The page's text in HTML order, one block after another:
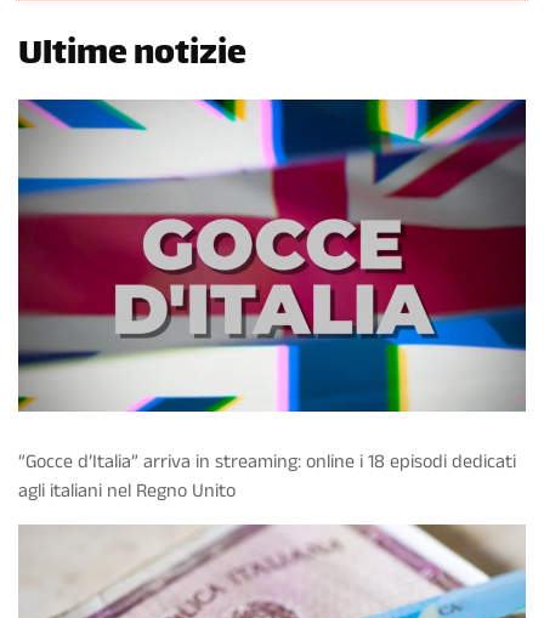
Ultime notizie
“Gocce d’Italia” arriva in streaming: online i 18 episodi dedicati
agli italiani nel Regno Unito